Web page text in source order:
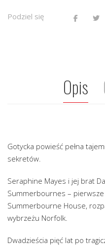
Podziel się
Opis
Gotycka powieść pełna
sekretów.
Seraphine Mayes i jej brat
Summerbournes –
Summerbourne House,
wybrzeżu Norfolk.
Dwadzieścia pięć lat po